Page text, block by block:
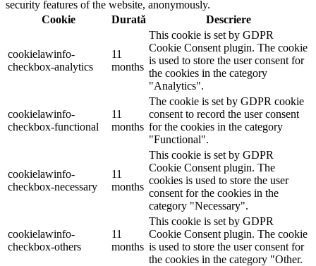
security features of the website, anonymously.
Cookie
Durată Descriere
cookielawinfo-
checkbox-analytics
11
months
This cookie is set by GDPR
Cookie Consent plugin. The cookie
is used to store the user consent for
the cookies in the category
"Analytics".
cookielawinfo-
checkbox-functional
11
months
The cookie is set by GDPR cookie
consent to record the user consent
for the cookies in the category
"Functional".
cookielawinfo-
checkbox-necessary
11
months
This cookie is set by GDPR
Cookie Consent plugin. The
cookies is used to store the user
consent for the cookies in the
category "Necessary".
cookielawinfo-
checkbox-others
11
months
This cookie is set by GDPR
Cookie Consent plugin. The cookie
is used to store the user consent for
the cookies in the category "Other.